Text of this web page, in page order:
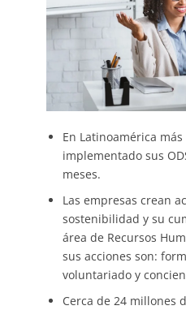
En Latinoamérica
implementado sus
meses.
Las empresas crean
sostenibilidad y su
área de Recursos
sus acciones son:
voluntariado y
Cerca de 24 millones